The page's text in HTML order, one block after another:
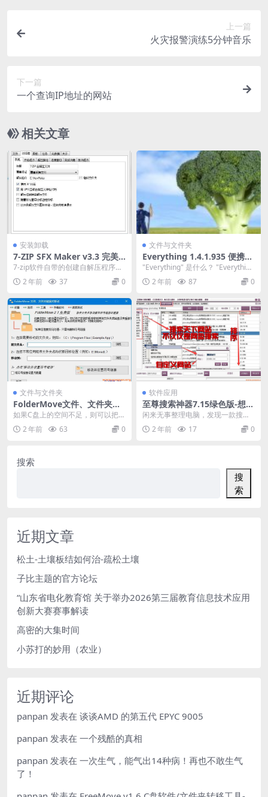
上一篇
火灾报警演练5分钟音乐
下一篇
一个查询IP地址的网站
相关文章
安装卸载
7-ZIP SFX Maker v3.3 完美
汉化版-自解压文件创建工具
7-zip软件自带的创建自解压程序的
功能比较简单，7-ZIP SFX Maker...
2 年前 37 0
文件与文件夹
Everything 1.4.1.935 便携版
（X64+X86）-最好用的文件
快速搜索软件
"Everything" 是什么？ "Everythin
g" 是 Windows...
2 年前 87 0
文件与文件夹
FolderMove文件、文件夹链
接式移动v2.1 / 解决C盘空间
如果C盘上的空间不足，则可以把已
安装程序移动到其他文件夹或磁
盘，而且无需重新安装...
2 年前 63 0
软件应用
至尊搜索神器7.15绿色版-想搜
什么就搜什么
闲来无事整理电脑，发现一款搜索
神器，小说、音乐、电影、、、想
搜什么就搜什么 声明...
2 年前 17 0
搜索
搜
索
近期文章
松土-土壤板结如何治-疏松土壤
子比主题的官方论坛
“山东省电化教育馆 关于举办2026第三届教育信息技术应用
创新大赛赛事解读
高密的大集时间
小苏打的妙用（农业）
近期评论
panpan 发表在 谈谈AMD 的第五代 EPYC 9005
panpan 发表在 一个残酷的真相
panpan 发表在 一次生气，能气出14种病！再也不敢生气
了！